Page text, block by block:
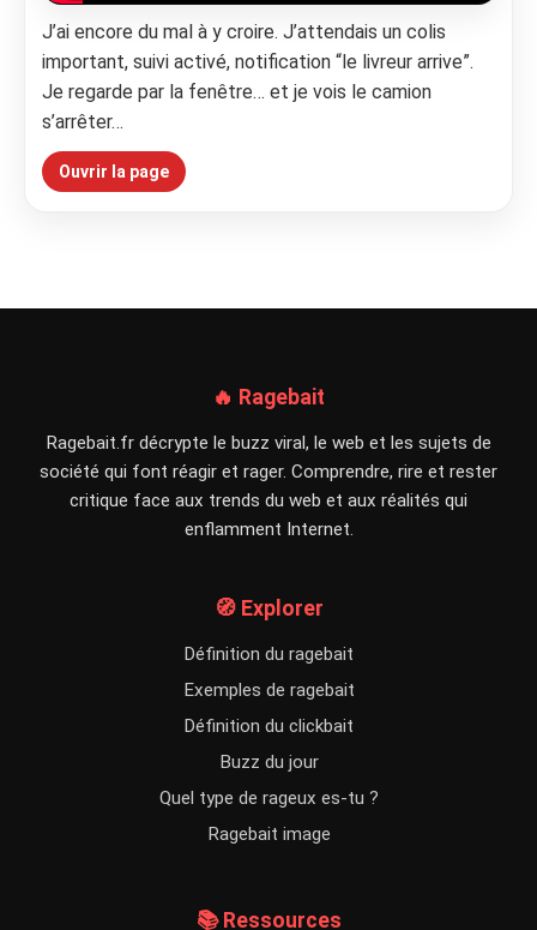
J’ai encore du mal à y croire. J’attendais un colis
important, suivi activé, notification “le livreur arrive”.
Je regarde par la fenêtre… et je vois le camion
s’arrêter…
Ouvrir la page
🔥 Ragebait
Ragebait.fr décrypte le buzz viral, le web et les sujets de
société qui font réagir et rager. Comprendre, rire et rester
critique face aux trends du web et aux réalités qui
enflamment Internet.
🧭 Explorer
Définition du ragebait
Exemples de ragebait
Définition du clickbait
Buzz du jour
Quel type de rageux es-tu ?
Ragebait image
📚 Ressources